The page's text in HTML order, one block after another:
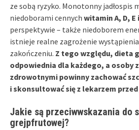
ze sobą ryzyko. Monotonny jadłospis
niedoborami cennych witamin A, D, E
perspektywie – także niedoborem
istnieje realne zagrożenie wystąpienia
zakończeniu. Z tego względu, dieta
odpowiednia dla każdego, a osoby
zdrowotnymi powinny zachować
i skonsultować się z lekarzem
Jakie są przeciwwskazania do
grejpfrutowej?